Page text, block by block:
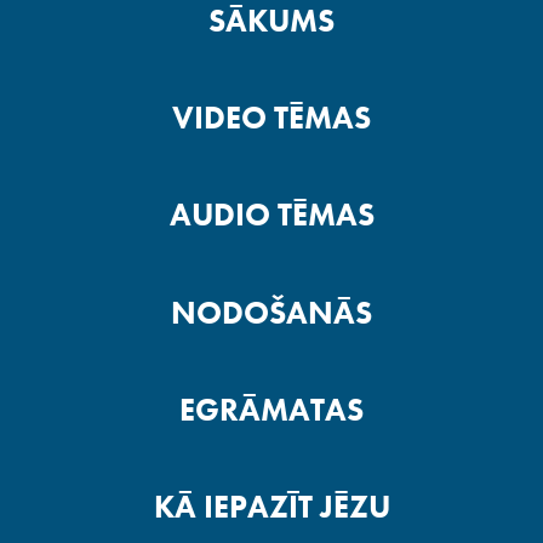
SĀKUMS
VIDEO TĒMAS
AUDIO TĒMAS
NODOŠANĀS
EGRĀMATAS
KĀ IEPAZĪT JĒZU